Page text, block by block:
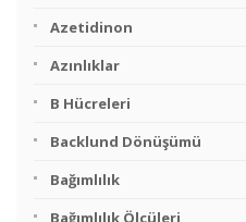
Azetidinon
Azınlıklar
B Hücreleri
Backlund Dönüşümü
Bağımlılık
Bağımlılık Ölçüleri